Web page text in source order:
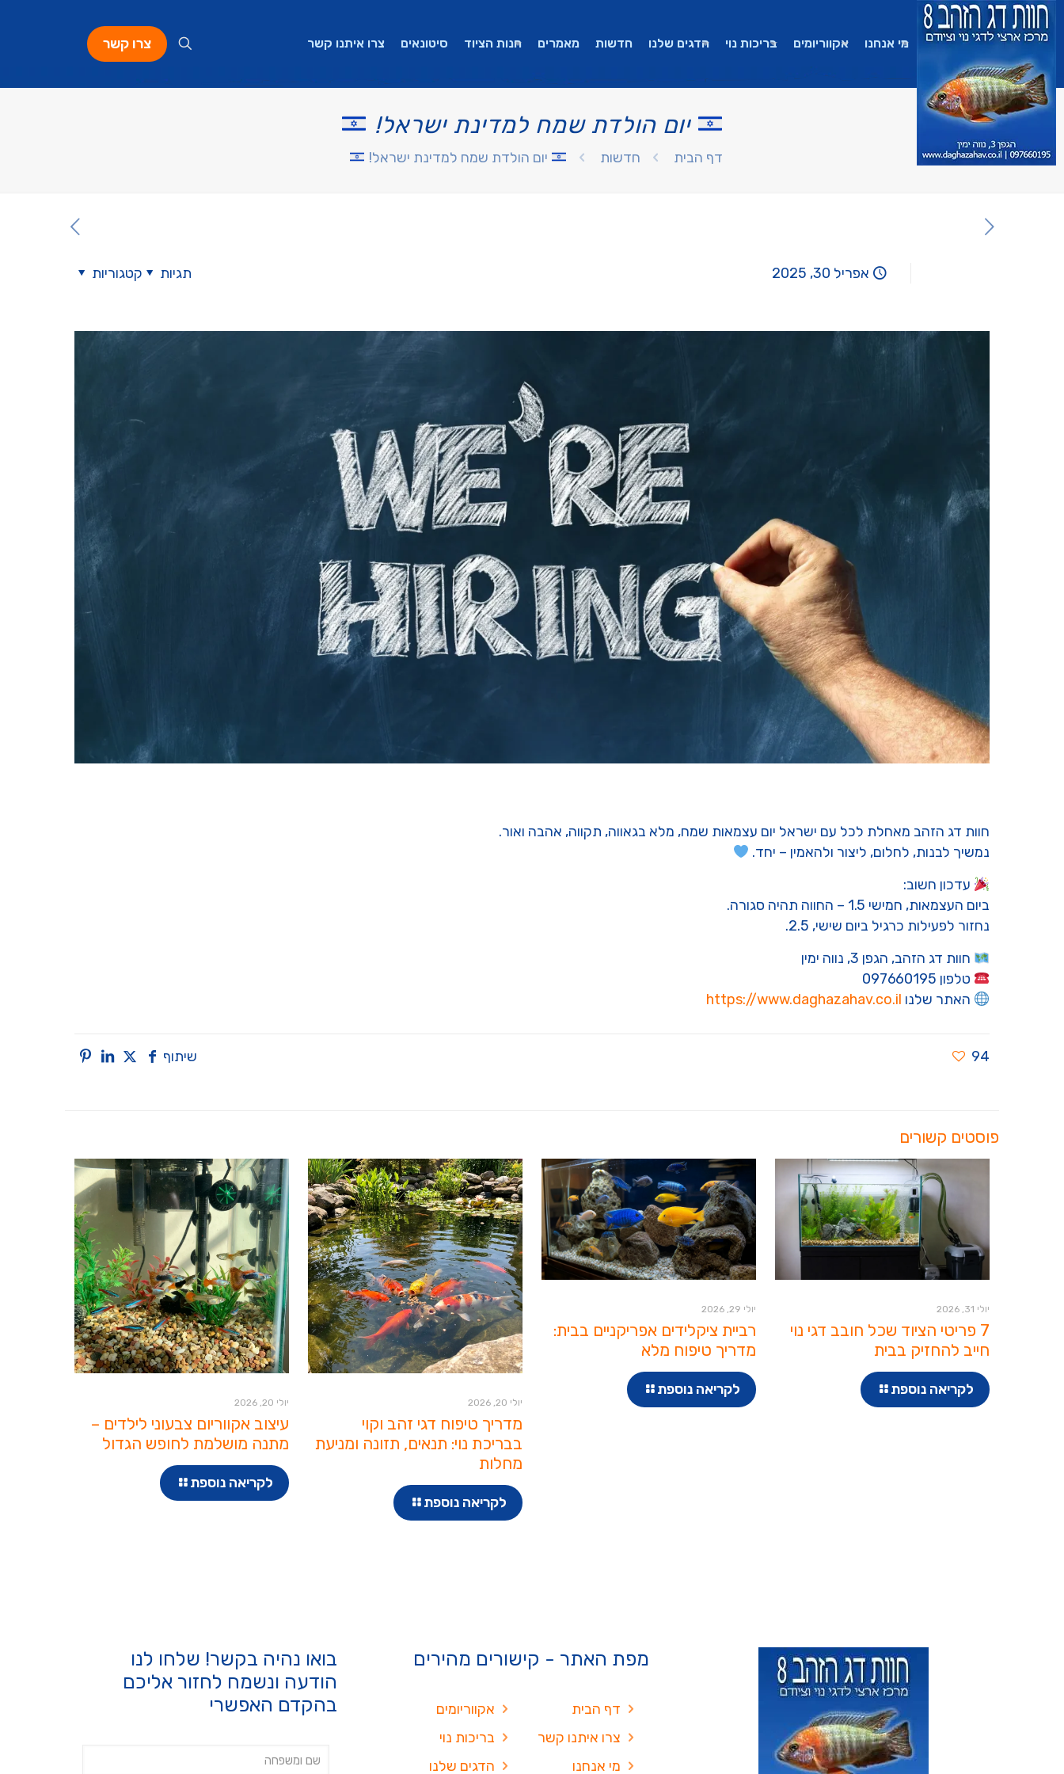
מי אנחנו אקווריומים בריכות נוי הדגים שלנו חדשות מאמרים חנות הציוד סיטונאים צרו איתנו קשר צרו קשר
יום הולדת שמח למדינת ישראל!
דף הבית חדשות יום הולדת שמח למדינת ישראל!
אפריל 30, 2025 קטגוריות תגיות
חוות דג הזהב מאחלת לכל עם ישראל יום עצמאות שמח, מלא בגאווה, תקווה, אהבה ואור.
נמשיך לבנות, לחלום, ליצור ולהאמין – יחד.
עדכון חשוב:
ביום העצמאות, חמישי 1.5 – החווה תהיה סגורה.
נחזור לפעילות כרגיל ביום שישי, 2.5.
חוות דג הזהב, הגפן 3, נווה ימין
טלפון 097660195
האתר שלנו https://www.daghazahav.co.il
שיתוף 94
פוסטים קשורים
יולי 31, 2026
7 פריטי הציוד שכל חובב דגי נוי
חייב להחזיק בבית
לקריאה נוספת
יולי 29, 2026
רביית ציקלידים אפריקניים בבית:
מדריך טיפוח מלא
לקריאה נוספת
יולי 20, 2026
מדריך טיפוח דגי זהב וקוי
בבריכת נוי: תנאים, תזונה ומניעת
מחלות
לקריאה נוספת
יולי 20, 2026
עיצוב אקווריום צבעוני לילדים –
מתנה מושלמת לחופש הגדול
לקריאה נוספת
מפת האתר - קישורים מהירים
אקווריומים
בריכות נוי
הדגים שלנו
דף הבית
צרו איתנו קשר
מי אנחנו
בואו נהיה בקשר! שלחו לנו
הודעה ונשמח לחזור אליכם
בהקדם האפשרי